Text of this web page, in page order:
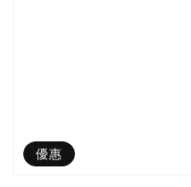
優惠